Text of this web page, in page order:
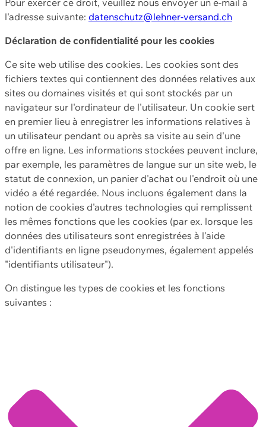
l'adresse suivante: datenschutz@lehner-versand.ch
Déclaration de confidentialité pour les cookies
Ce site web utilise des cookies. Les cookies sont des
fichiers textes qui contiennent des données relatives aux
sites ou domaines visités et qui sont stockés par un
navigateur sur l'ordinateur de l'utilisateur. Un cookie sert
en premier lieu à enregistrer les informations relatives à
un utilisateur pendant ou après sa visite au sein d'une
offre en ligne. Les informations stockées peuvent inclure,
par exemple, les paramètres de langue sur un site web, le
statut de connexion, un panier d'achat ou l'endroit où une
vidéo a été regardée. Nous incluons également dans la
notion de cookies d'autres technologies qui remplissent
les mêmes fonctions que les cookies (par ex. lorsque les
données des utilisateurs sont enregistrées à l'aide
d'identifiants en ligne pseudonymes, également appelés
"identifiants utilisateur").
On distingue les types de cookies et les fonctions
suivantes :